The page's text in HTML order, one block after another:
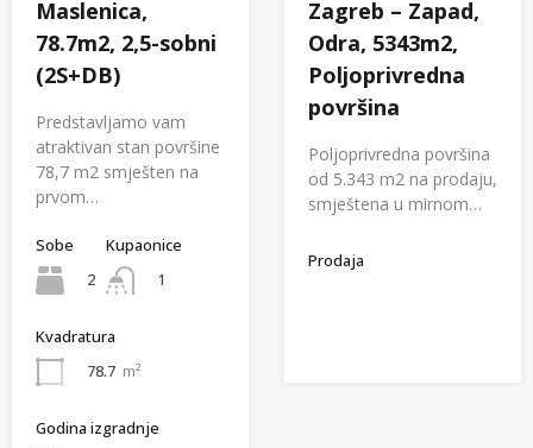
Maslenica,
78.7m2, 2,5-sobni
(2S+DB)
Predstavljamo vam
atraktivan stan površine
78,7 m2 smješten na
prvom…
Sobe
2
Kupaonice
1
Kvadratura
78.7 m²
Godina izgradnje
Zagreb – Zapad,
Odra, 5343m2,
Poljoprivredna
površina
Poljoprivredna površina
od 5.343 m2 na prodaju,
smještena u mirnom…
Prodaja